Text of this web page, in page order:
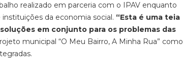
realizado em parceria com o IPAV enquanto
da economia social. “Esta é uma teia
em conjunto para os problemas das
municipal “O Meu Bairro, A Minha Rua” como